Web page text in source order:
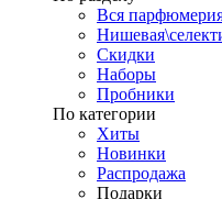
Вся
Скидки
Наборы
Пробники
По категории
Хиты
Новинки
Распродажа
Подарки